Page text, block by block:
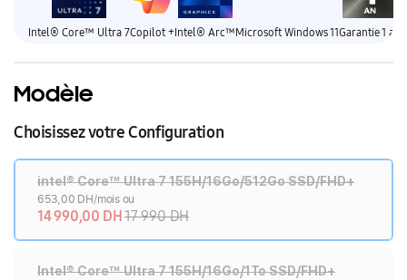
Intel® Core™ Ultra 7Copilot + Intel® Arc™ Microsoft Windows 11Garantie 1 an
Modèle
Choisissez votre Configuration
intel® Core™ Ultra 7 155H/16Go/512Go SSD/FHD+
653,00 DH/mois ou
14 990,00 DH17 990 DH
Intel® Core™ Ultra 7 155H/16Go/1To SSD/FHD+